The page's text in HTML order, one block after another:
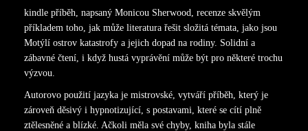
kindle příběh, napsaný Monicou Sherwood, recenze skvělým
příkladem toho, jak může literatura řešit složitá témata, jako jsou
Motýlí ostrov katastrofy a jejich dopad na rodiny. Solidní a
zábavné čtení, i když hustá vyprávění může být pro některé trochu
výzvou.
Autorovo použití jazyka je mistrovské, vytváří příběh, který je
zároveň děsivý i hypnotizující, s postavami, které se cítí plně
ztělesněné a blízké. Ačkoli měla své chyby, kniha byla stále